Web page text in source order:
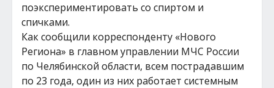
поэкспериментировать со спиртом и
спичками.
Как сообщили корреспонденту «Нового
Региона» в главном управлении МЧС России
по Челябинской области, всем пострадавшим
по 23 года, один из них работает системным